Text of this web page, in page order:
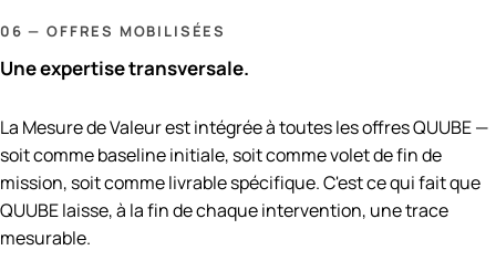
06 — OFFRES MOBILISÉES
Une expertise transversale.
La Mesure de Valeur est intégrée à toutes les offres QUUBE —
soit comme baseline initiale, soit comme volet de fin de
mission, soit comme livrable spécifique. C'est ce qui fait que
QUUBE laisse, à la fin de chaque intervention, une trace
mesurable.